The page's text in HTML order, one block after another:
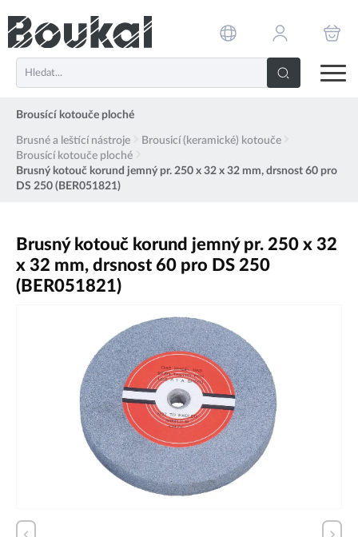
Brousící kotouče ploché
Brusné a leštící nástroje
Brousicí (keramické) kotouče
Brousící kotouče ploché
Brusný kotouč korund jemný pr. 250 x 32 x 32 mm, drsnost 60 pro
DS 250 (BER051821)
Brusný kotouč korund jemný pr. 250 x 32
x 32 mm, drsnost 60 pro DS 250
(BER051821)